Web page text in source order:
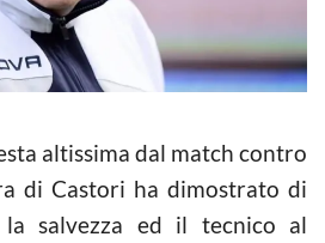
altissima dal match contro
di Castori ha dimostrato di
salvezza ed il tecnico al